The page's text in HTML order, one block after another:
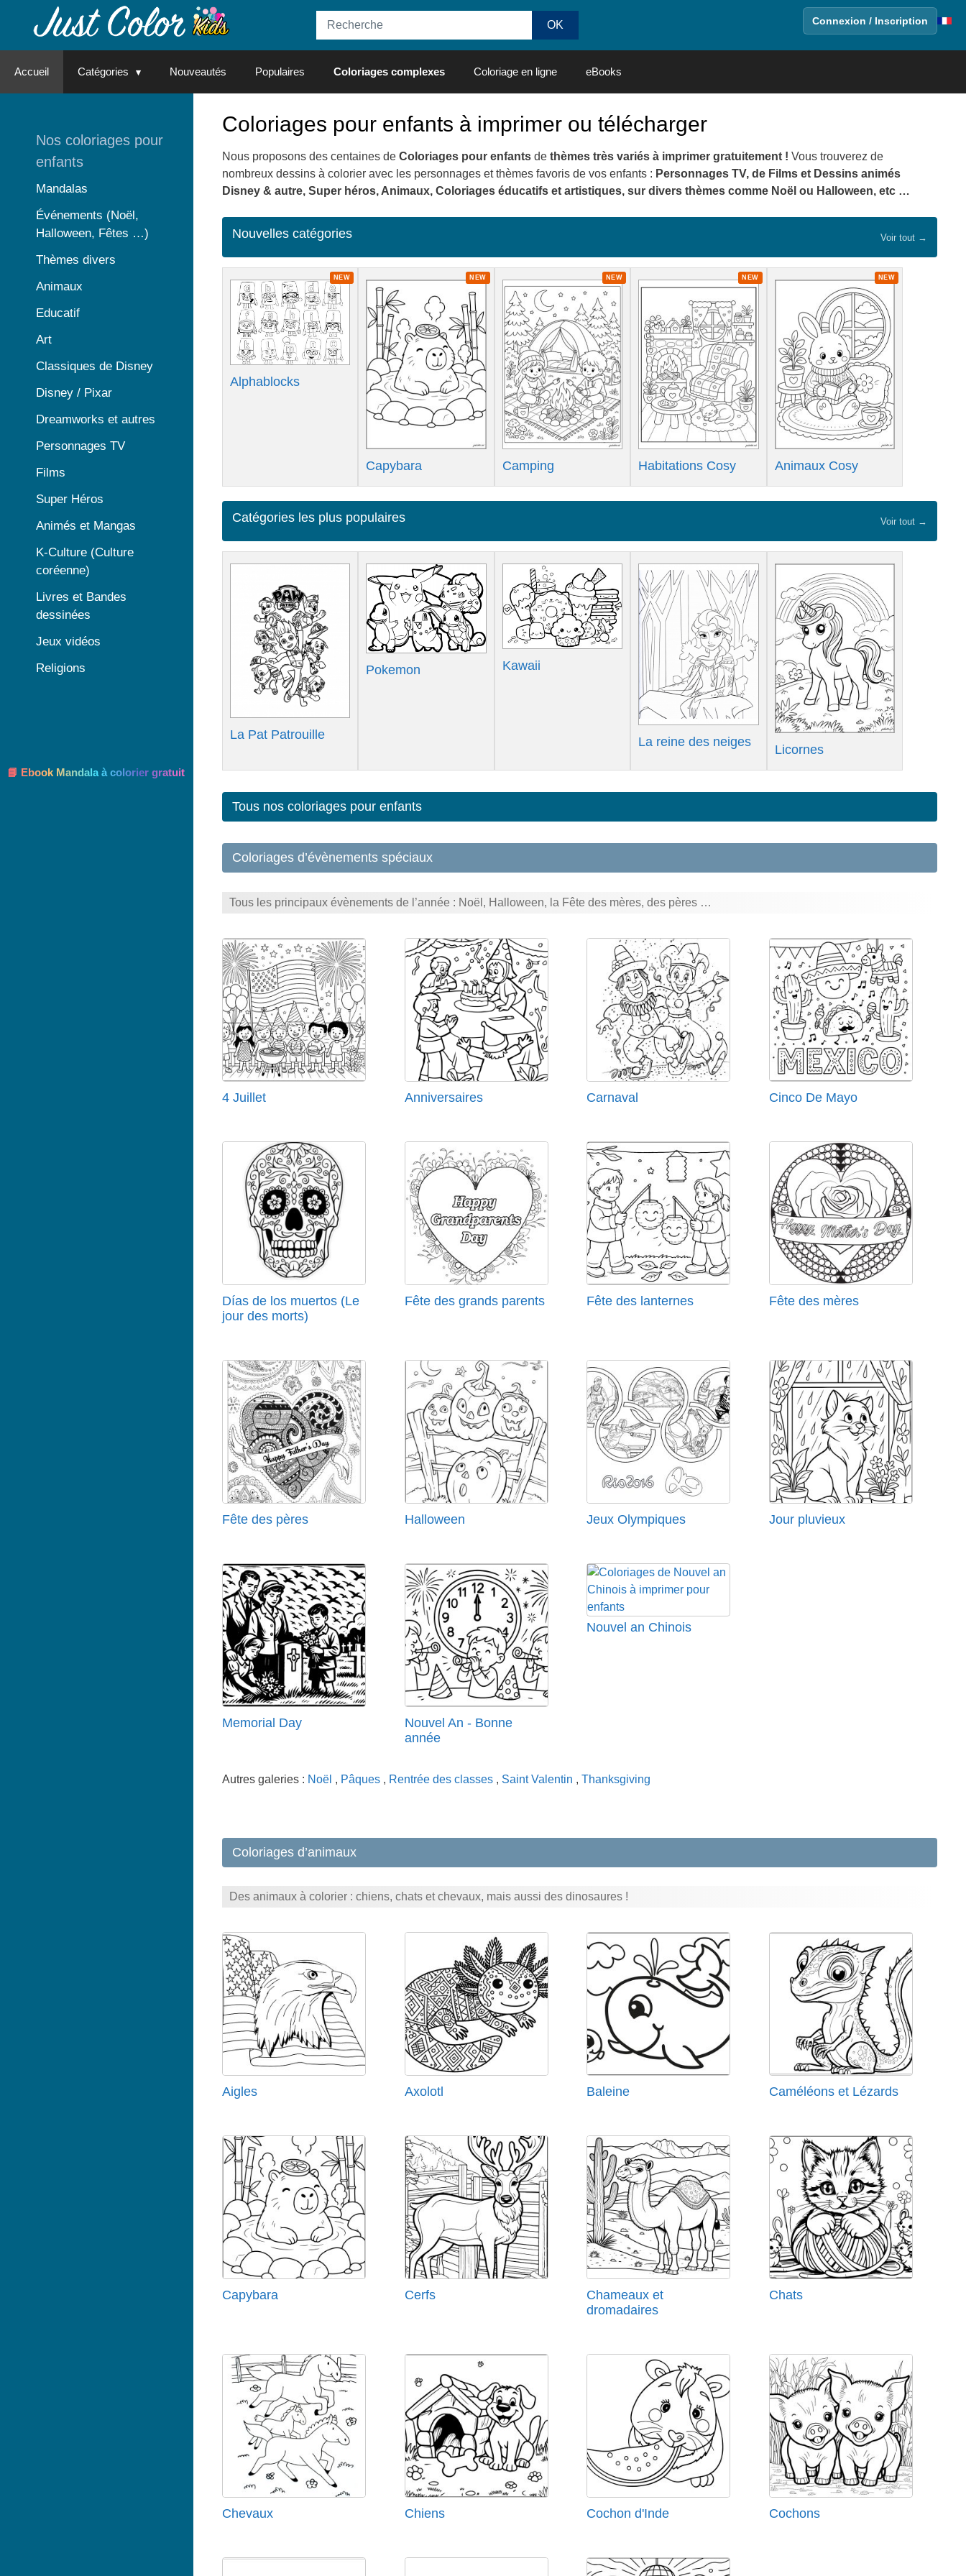
Connexion / Inscription
Accueil Catégories Nouveautés Populaires Coloriages complexes Coloriage en ligne eBooks
Coloriages pour enfants à imprimer ou télécharger
Nous proposons des centaines de Coloriages pour enfants dethèmes très variés à imprimer gratuitement ! Vous trouverez de
nombreux dessins à colorier avec les personnages et thèmes favoris de vos enfants : Personnages TV, de Films et Dessins animés
Disney & autre, Super héros, Animaux, Coloriages éducatifs et artistiques, sur divers thèmes comme Noël ou Halloween, etc …
Nouvelles catégories Voir tout →
NEW
Alphablocks
NEW
Capybara
NEW
Camping
NEW
Habitations Cosy
NEW
Animaux Cosy
Catégories les plus populaires Voir tout →
La Pat Patrouille
Pokemon Kawaii
La reine des neiges
Licornes
Tous nos coloriages pour enfants
Coloriages d’évènements spéciaux
Tous les principaux évènements de l’année : Noël, Halloween, la Fête des mères, des pères …
4 Juillet Anniversaires Carnaval Cinco De Mayo
Días de los muertos (Le
jour des morts)
Fête des grands parents Fête des lanternes Fête des mères
Fête des pères Halloween Jeux Olympiques Jour pluvieux
Memorial Day
Nouvel An - Bonne
année
Nouvel an Chinois
Autres galeries : Noël , Pâques , Rentrée des classes , Saint Valentin , Thanksgiving
Coloriages d’animaux
Des animaux à colorier : chiens, chats et chevaux, mais aussi des dinosaures !
Aigles Axolotl Baleine Caméléons et Lézards
Capybara Cerfs
Chameaux et
dromadaires
Chats
Chevaux Chiens Cochon d'Inde Cochons
Nos coloriages pour
enfants
Mandalas
Événements (Noël,
Halloween, Fêtes …)
Thèmes divers
Animaux
Educatif
Art
Classiques de Disney
Disney / Pixar
Dreamworks et autres
Personnages TV
Films
Super Héros
Animés et Mangas
K-Culture (Culture
coréenne)
Livres et Bandes
dessinées
Jeux vidéos
Religions
📘 Ebook Mandala à colorier gratuit